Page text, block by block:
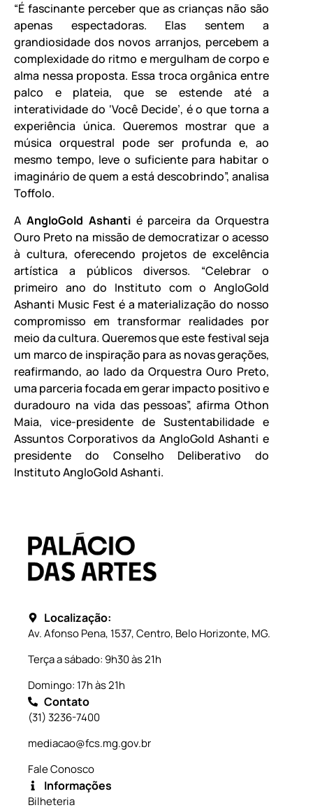
“É fascinante perceber que as crianças não são
apenas espectadoras. Elas sentem a
grandiosidade dos novos arranjos, percebem a
complexidade do ritmo e mergulham de corpo e
alma nessa proposta. Essa troca orgânica entre
palco e plateia, que se estende até a
interatividade do ‘Você Decide’, é o que torna a
experiência única. Queremos mostrar que a
música orquestral pode ser profunda e, ao
mesmo tempo, leve o suficiente para habitar o
imaginário de quem a está descobrindo”, analisa
Toffolo.
A AngloGold Ashantié parceira da Orquestra
Ouro Preto na missão de democratizar o acesso
à cultura, oferecendo projetos de excelência
artística a públicos diversos. “Celebrar o
primeiro ano do Instituto com o AngloGold
Ashanti Music Fest é a materialização do nosso
compromisso em transformar realidades por
meio da cultura. Queremos que este festival seja
um marco de inspiração para as novas gerações,
reafirmando, ao lado da Orquestra Ouro Preto,
uma parceria focada em gerar impacto positivo e
duradouro na vida das pessoas”, afirma Othon
Maia, vice-presidente de Sustentabilidade e
Assuntos Corporativos da AngloGold Ashanti e
presidente do Conselho Deliberativo do
Instituto AngloGold Ashanti.
Localização:
Av. Afonso Pena, 1537, Centro, Belo Horizonte, MG.
Terça a sábado: 9h30 às 21h
Domingo: 17h às 21h
Contato
(31) 3236-7400
mediacao@fcs.mg.gov.br
Fale Conosco
Informações
Bilheteria